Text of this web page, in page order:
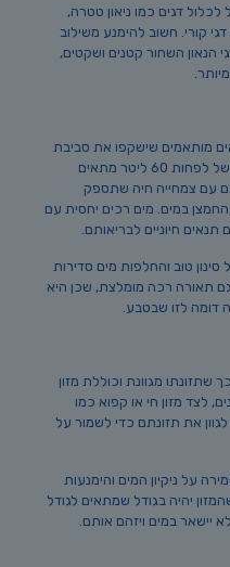
לכלול דגים כמו ניאון טטרה,
קורי. חשוב להימנע משילוב
הנאון השחור קטנים ושקטים,
מותאמים שישקפו את סביבת
המחיה הטבעית שלהם. אקווריום בנפח של לפחות 60 ליטר מתאים
עם צמחייה חיה שתספק
במים. מים רכים יחסית עם
טוב והחלפות מים סדירות
תאורה רכה מומלצת, שכן היא
דומה לזו שבטבע.
שתזונתו מגוונת וכוללת מזון
לצד מזון חי או קפוא כמו
את תזונתם כדי לשמור על
על ניקיון המים והימנעות
יהיה בגודל שמתאים לגודל
יישאר במים ויזהם אותם.